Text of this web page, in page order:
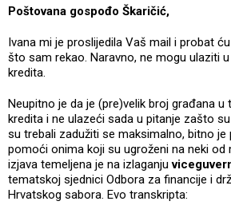
Poštovana gospođo Škaričić,
Ivana mi je proslijedila Vaš mail i probat
što sam rekao. Naravno, ne mogu ulaziti
kredita.
Neupitno je da je (pre)velik broj građana
kredita i ne ulazeći sada u pitanje zašto
su trebali zadužiti se maksimalno, bitno je
pomoći onima koji su ugroženi na neki od
izjava temeljena je na izlaganju
tematskoj sjednici Odbora za financije i
Hrvatskog sabora. Evo transkripta: